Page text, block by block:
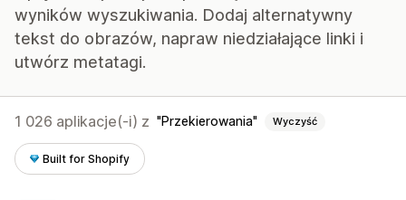
wyników wyszukiwania. Dodaj alternatywny
tekst do obrazów, napraw niedziałające linki i
utwórz metatagi.
1 026 aplikacje(-i) z Przekierowania Wyczyść
Built for Shopify